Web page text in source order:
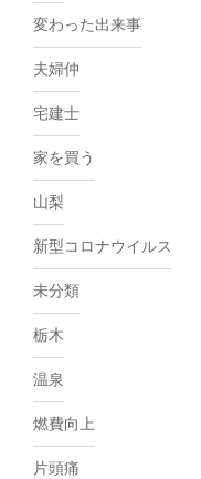
変わった出来事
夫婦仲
宅建士
家を買う
山梨
新型コロナウイルス
未分類
栃木
温泉
燃費向上
片頭痛